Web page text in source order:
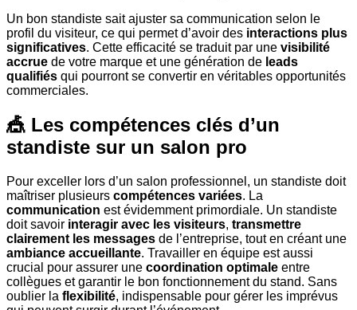
Un bon standiste sait ajuster sa communication selon le
profil du visiteur, ce qui permet d’avoir des interactions plus
significatives. Cette efficacité se traduit par une visibilité
accrue de votre marque et une génération de leads
qualifiés qui pourront se convertir en véritables opportunités
commerciales.
🎪 Les compétences clés d’un
standiste sur un salon pro
Pour exceller lors d’un salon professionnel, un standiste doit
maîtriser plusieurs compétences variées. La
communication est évidemment primordiale. Un standiste
doit savoir interagir avec les visiteurs, transmettre
clairement les messages de l’entreprise, tout en créant une
ambiance accueillante. Travailler en équipe est aussi
crucial pour assurer une coordination optimale entre
collègues et garantir le bon fonctionnement du stand. Sans
oublier la flexibilité, indispensable pour gérer les imprévus